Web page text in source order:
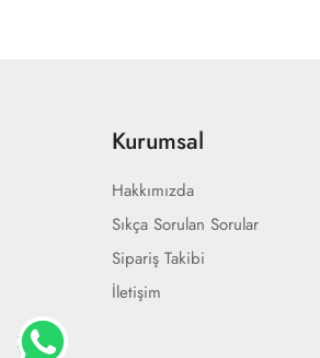
Kurumsal
Hakkımızda
Sıkça Sorulan Sorular
Sipariş Takibi
İletişim